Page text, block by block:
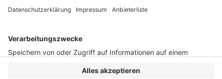
KONTAKT
MEDIADATEN